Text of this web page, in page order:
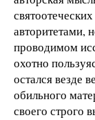
авторитетами,
проводимом
охотно
остался везде
обильного
своего строго